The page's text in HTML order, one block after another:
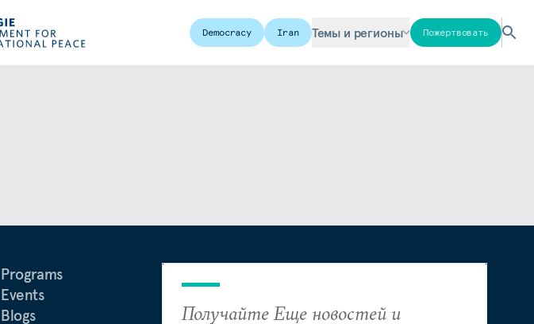
Democracy Iran Темы и регионы Пожертвовать
Programs
Events
Blogs
Получайте Еще новостей и